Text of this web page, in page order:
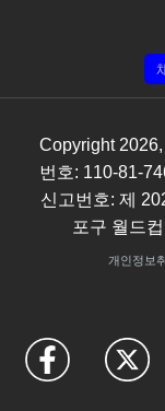
Copyright 2026
번호: 110-81-
신고번호: 제
포구 월드
개인정보